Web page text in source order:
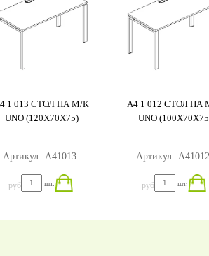
1 013 СТОЛ НА М/К
UNO (120X70X75)
Артикул: А41013
руб шт.
A4 1 012 СТОЛ НА
UNO
Артикул: А41012
руб шт.